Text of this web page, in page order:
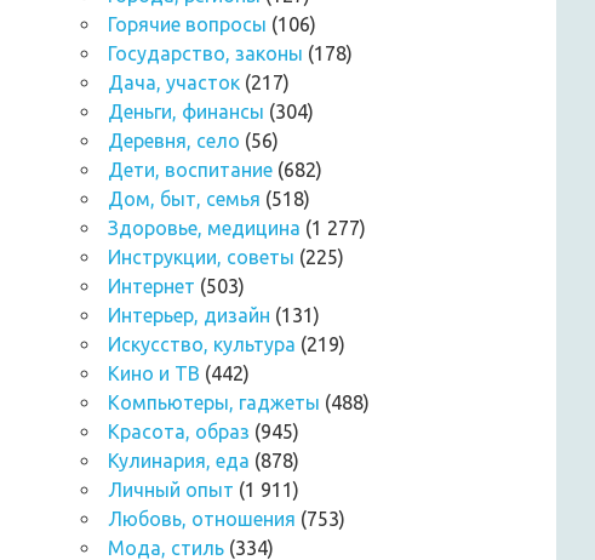
Горячие вопросы (106)
Государство, законы (178)
Дача, участок (217)
Деньги, финансы (304)
Деревня, село (56)
Дети, воспитание (682)
Дом, быт, семья (518)
Здоровье, медицина (1 277)
Инструкции, советы (225)
Интернет (503)
Интерьер, дизайн (131)
Искусство, культура (219)
Кино и ТВ (442)
Компьютеры, гаджеты (488)
Красота, образ (945)
Кулинария, еда (878)
Личный опыт (1 911)
Любовь, отношения (753)
Мода, стиль (334)